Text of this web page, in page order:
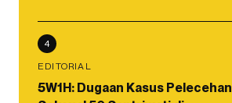
4
EDITORIAL
5W1H: Dugaan Kasus Pelecehan